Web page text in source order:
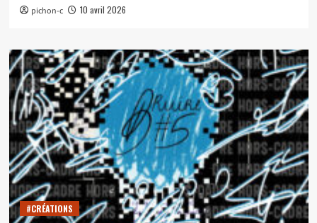
pichon-c 10 avril 2026
#CRÉATIONS